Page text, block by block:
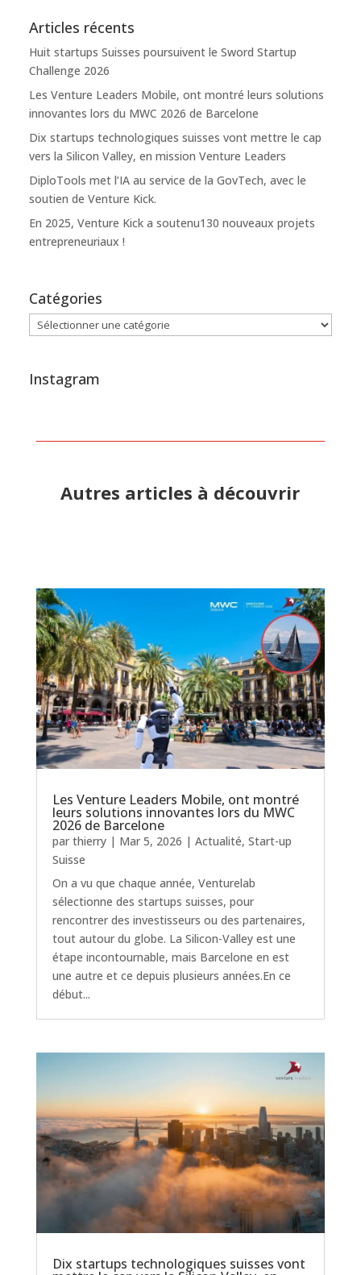
Articles récents
Huit startups Suisses poursuivent le Sword Startup
Challenge 2026
Les Venture Leaders Mobile, ont montré leurs solutions
innovantes lors du MWC 2026 de Barcelone
Dix startups technologiques suisses vont mettre le cap
vers la Silicon Valley, en mission Venture Leaders
DiploTools met l’IA au service de la GovTech, avec le
soutien de Venture Kick.
En 2025, Venture Kick a soutenu130 nouveaux projets
entrepreneuriaux !
Catégories
Catégories
Instagram
Autres articles à découvrir
Les Venture Leaders Mobile, ont montré
leurs solutions innovantes lors du MWC
2026 de Barcelone
par thierry| Mar 5, 2026 | Actualité, Start-up
Suisse
On a vu que chaque année, Venturelab
sélectionne des startups suisses, pour
rencontrer des investisseurs ou des partenaires,
tout autour du globe. La Silicon-Valley est une
étape incontournable, mais Barcelone en est
une autre et ce depuis plusieurs années.En ce
début...
Dix startups technologiques suisses vont